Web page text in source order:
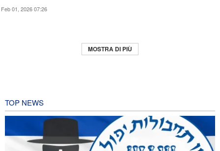
Feb 01, 2026 07:26
MOSTRA DI PIÙ
TOP NEWS